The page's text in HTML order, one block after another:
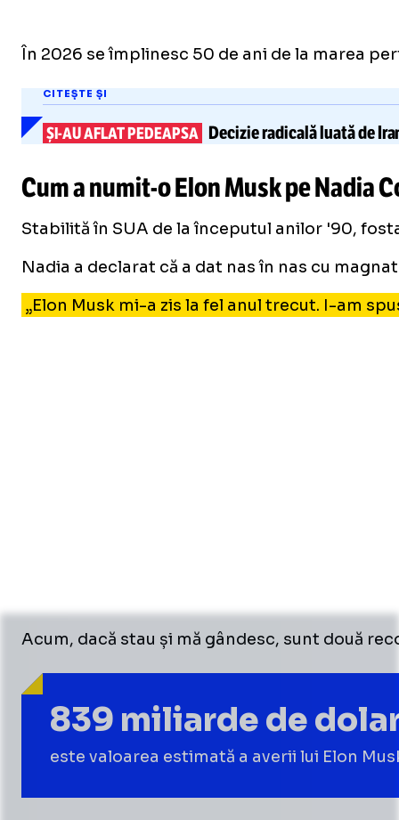
În 2026 se împlinesc 50 de ani de la marea
CITEȘTE ȘI
ȘI-AUAFLAT PEDEAPSA Decizie radicală luată de
Cum anumit-oElon Musk pe Nadia
Stabilită în SUA de la începutul anilor '90,
Nadia a declarat că a dat nas în nas cu
„Elon Musk mi-a zis la fel anul trecut. I-am
Acum, dacă stau și mă gândesc, sunt două
839 miliarde de
este valoarea estimată a averii lui Elon